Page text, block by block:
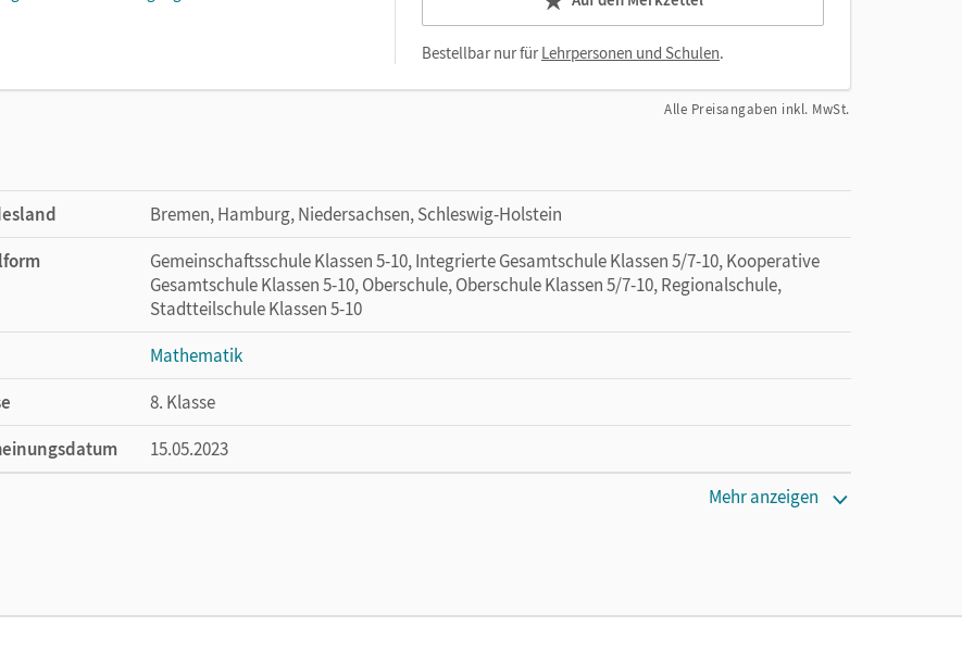
Bestellbar nur fürLehrpersonen und Schulen.
Alle Preisangaben inkl. MwSt.
Bremen, Hamburg, Niedersachsen, Schleswig-Holstein
Gemeinschaftsschule Klassen 5-10, Integrierte Gesamtschule Klassen 5/7-10, Kooperative
Gesamtschule Klassen 5-10, Oberschule, Oberschule Klassen 5/7-10, Regionalschule,
Stadtteilschule Klassen 5-10
Mathematik
8. Klasse
15.05.2023
Mehr anzeigen